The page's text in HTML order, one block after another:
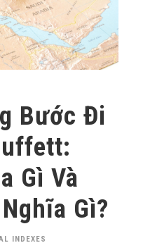
Bước Đi
Gì Và
Gì?
INDEXES